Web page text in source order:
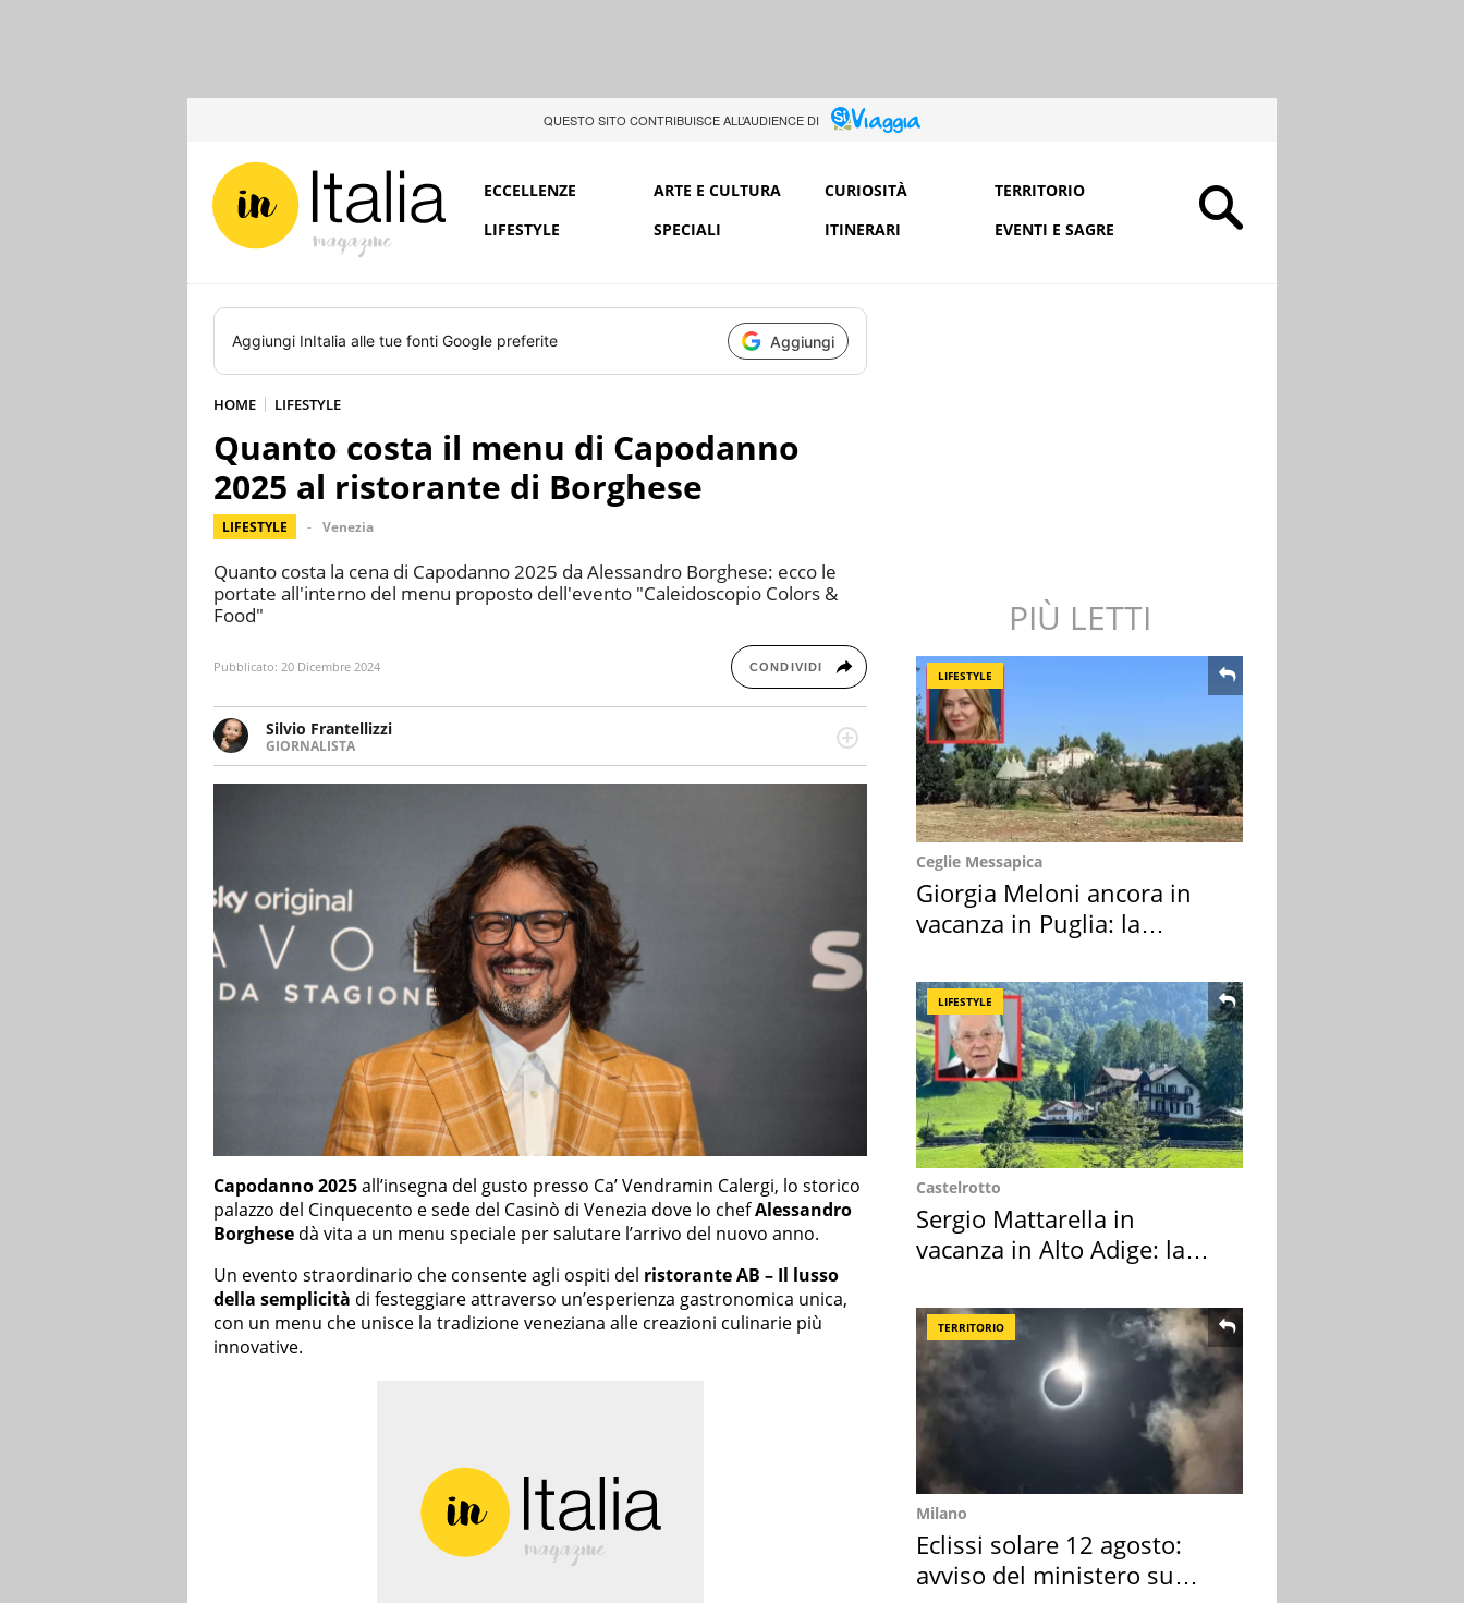
QUESTO SITO CONTRIBUISCE ALL’AUDIENCE DI
ECCELLENZE ARTE E CULTURA CURIOSITÀ
TERRITORIO
LIFESTYLE
SPECIALI ITINERARI EVENTI E SAGRE
Aggiungi InItalia alle tue fonti Google preferite Aggiungi
HOME LIFESTYLE
Quanto costa il menu di Capodanno
2025 al ristorante di Borghese
LIFESTYLE Venezia
Quanto costa la cena di Capodanno 2025 da Alessandro Borghese: ecco le
portate all'interno del menu proposto dell'evento "Caleidoscopio Colors &
Food"
Pubblicato: 20 Dicembre 2024 CONDIVIDI
Silvio Frantellizzi
GIORNALISTA
Giornalista pubblicista. Da oltre dieci anni si occupa di informazione sul web,
scrivendo di sport, attualità, cronaca, motori, spettacolo e videogame.
Capodanno 2025all’insegna del gusto presso Ca’ Vendramin Calergi, lo storico
palazzo del Cinquecento e sede del Casinò di Venezia dove lo chefAlessandro
Borghese dà vita a un menu speciale per salutare l’arrivo del nuovo anno.
Un evento straordinario che consente agli ospiti del ristorante AB – Il lusso
della semplicità di festeggiare attraverso un’esperienza gastronomica unica,
con un menu che unisce la tradizione veneziana alle creazioni culinarie più
innovative.
PIÙ LETTI
LIFESTYLE
Ceglie Messapica
Giorgia Meloni ancora in
vacanza in Puglia: la
LIFESTYLE
Castelrotto
Sergio Mattarella in
vacanza in Alto Adige: la
TERRITORIO
Milano
Eclissi solare 12 agosto:
avviso del ministero su